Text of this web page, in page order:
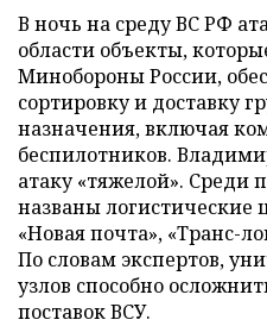
В ночь на среду ВС РФ
области объекты,
Минобороны России,
сортировку и доставку
назначения, включая
беспилотников.
атаку «тяжелой». Среди
названы
«Новая почта», «Транс-
По словам экспертов,
узлов способно
поставок ВСУ.